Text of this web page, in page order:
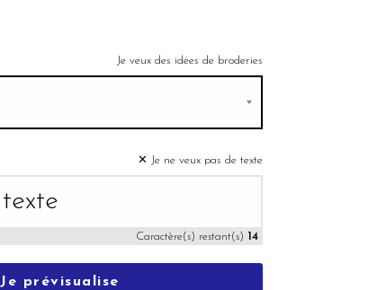
Je veux des idées de broderies
✕ Je ne veux pas de texte
Caractère(s) restant(s) 14
Je prévisualise